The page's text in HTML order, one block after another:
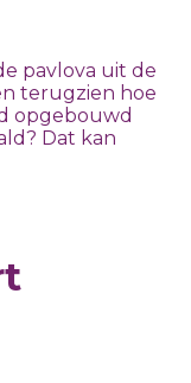
pavlova uit de
terugzien hoe
opgebouwd
Dat kan